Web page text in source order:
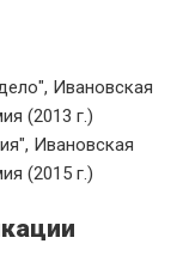
Ивановская
(2013 г.)
Ивановская
(2015 г.)